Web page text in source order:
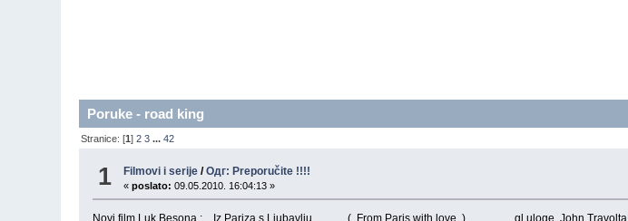
Poruke - road king
Stranice: [1]2 3 ...42
1 Filmovi i serije /Одг: Preporučite !!!!
«poslato: 09.05.2010. 16:04:13 »
Novi film Luk Besona : Iz Pariza s Ljubavlju ( From Paris with love ) gl.uloge John Travolta